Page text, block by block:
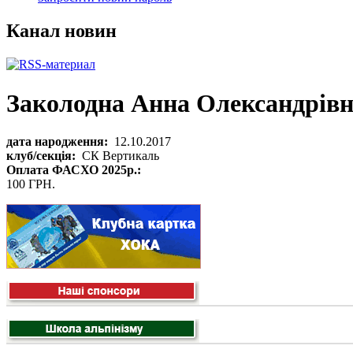
Канал новин
Заколодна Анна
дата народження: 12.10.2017
клуб/секція: СК Вертикаль
Оплата ФАСХО 2025р.:
100 ГРН.